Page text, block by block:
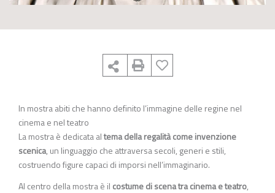
In mostra abiti che hanno definito l’immagine delle regine nel
cinema e nel teatro
La mostra è dedicata altema della regalità come invenzione
scenica, un linguaggio che attraversa secoli, generi e stili,
costruendo figure capaci di imporsi nell’immaginario.
Al centro della mostra è il costume di scena tra cinema e teatro,